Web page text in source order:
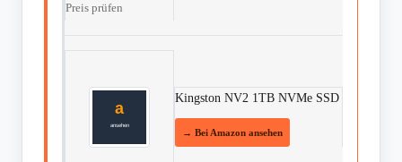
Preis prüfen
Kingston NV2 1TB NVMe SSD